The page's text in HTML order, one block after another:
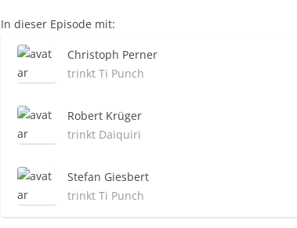
In dieser Episode mit:
Christoph Perner
trinkt Ti Punch
Robert Krüger
trinkt Daiquiri
Stefan Giesbert
trinkt Ti Punch